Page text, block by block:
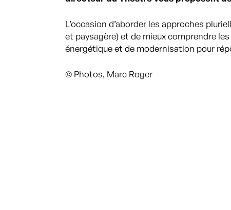
L’occasion d’aborder les approches
et paysagère) et de mieux comprendre
énergétique et de modernisation pour
© Photos, Marc Roger